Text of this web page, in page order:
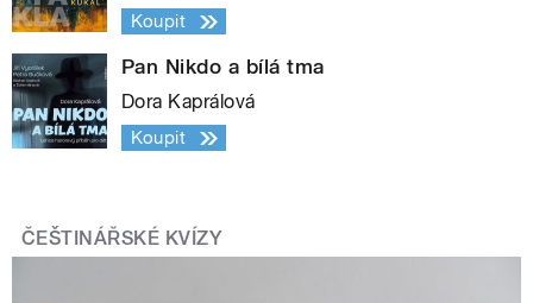
Koupit
Pan Nikdo a bílá tma
Dora Kaprálová
Koupit
ČEŠTINÁŘSKÉ KVÍZY